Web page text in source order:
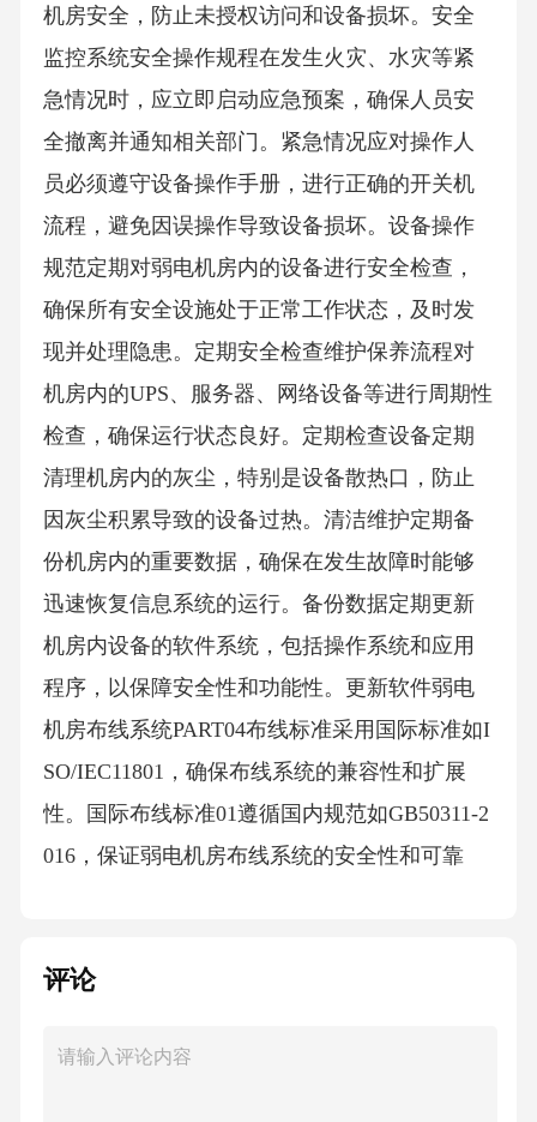
机房安全，防止未授权访问和设备损坏。安全
监控系统安全操作规程在发生火灾、水灾等紧
急情况时，应立即启动应急预案，确保人员安
全撤离并通知相关部门。紧急情况应对操作人
员必须遵守设备操作手册，进行正确的开关机
流程，避免因误操作导致设备损坏。设备操作
规范定期对弱电机房内的设备进行安全检查，
确保所有安全设施处于正常工作状态，及时发
现并处理隐患。定期安全检查维护保养流程对
机房内的UPS、服务器、网络设备等进行周期性
检查，确保运行状态良好。定期检查设备定期
清理机房内的灰尘，特别是设备散热口，防止
因灰尘积累导致的设备过热。清洁维护定期备
份机房内的重要数据，确保在发生故障时能够
迅速恢复信息系统的运行。备份数据定期更新
机房内设备的软件系统，包括操作系统和应用
程序，以保障安全性和功能性。更新软件弱电
机房布线系统PART04布线标准采用国际标准如I
SO/IEC11801，确保布线系统的兼容性和扩展
性。国际布线标准01遵循国内规范如GB50311-2
016，保证弱电机房布线系统的安全性和可靠
统认证03布线材料选择合适的电缆和电线是布
干扰能力。电缆和电线01配线架和接插件是连
评论